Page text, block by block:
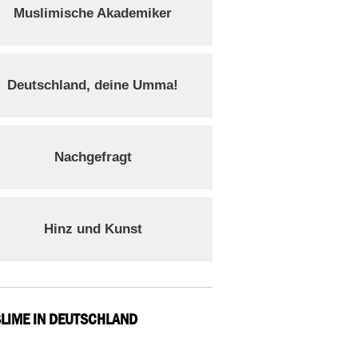
Muslimische Akademiker
Deutschland, deine Umma!
Nachgefragt
Hinz und Kunst
IN DEUTSCHLAND